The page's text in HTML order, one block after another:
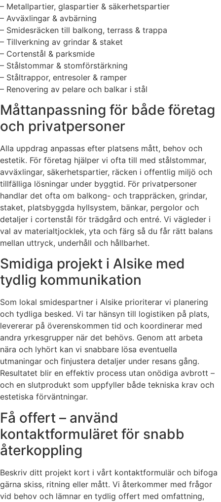
– Metallpartier, glaspartier & säkerhetspartier
– Avväxlingar & avbärning
– Smidesräcken till balkong, terrass & trappa
– Tillverkning av grindar & staket
– Cortenstål & parksmide
– Stålstommar & stomförstärkning
– Ståltrappor, entresoler & ramper
– Renovering av pelare och balkar i stål
Måttanpassning för både företag
och privatpersoner
Alla uppdrag anpassas efter platsens mått, behov och
estetik. För företag hjälper vi ofta till med stålstommar,
avväxlingar, säkerhetspartier, räcken i offentlig miljö och
tillfälliga lösningar under byggtid. För privatpersoner
handlar det ofta om balkong- och trappräcken, grindar,
staket, platsbyggda hyllsystem, bänkar, pergolor och
detaljer i cortenstål för trädgård och entré. Vi vägleder i
val av materialtjocklek, yta och färg så du får rätt balans
mellan uttryck, underhåll och hållbarhet.
Smidiga projekt i Alsike med
tydlig kommunikation
Som lokal smidespartner i Alsike prioriterar vi planering
och tydliga besked. Vi tar hänsyn till logistiken på plats,
levererar på överenskommen tid och koordinerar med
andra yrkesgrupper när det behövs. Genom att arbeta
nära och lyhört kan vi snabbare lösa eventuella
utmaningar och finjustera detaljer under resans gång.
Resultatet blir en effektiv process utan onödiga avbrott –
och en slutprodukt som uppfyller både tekniska krav och
estetiska förväntningar.
Få offert – använd
kontaktformuläret för snabb
återkoppling
Beskriv ditt projekt kort i vårt kontaktformulär och bifoga
gärna skiss, ritning eller mått. Vi återkommer med frågor
vid behov och lämnar en tydlig offert med omfattning,